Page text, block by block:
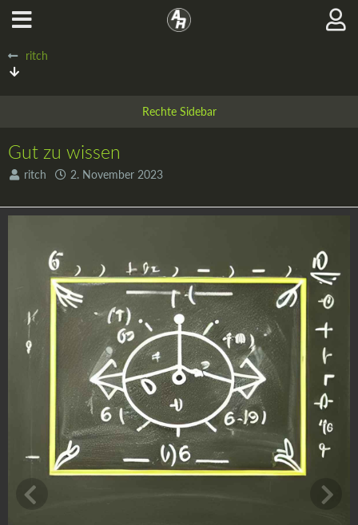
ritch
Gut zu wissen
ritch 2. November 2023